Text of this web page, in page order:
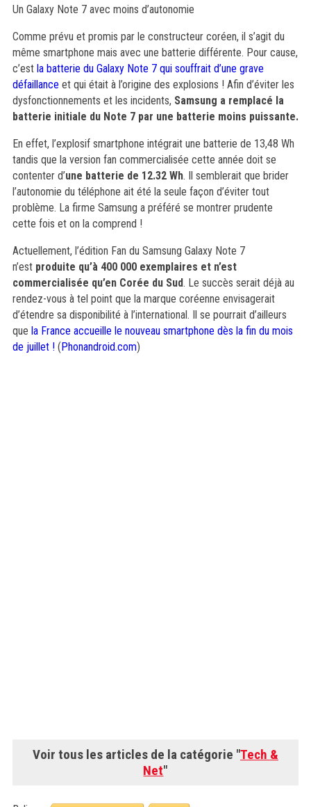
Un Galaxy Note 7 avec moins d’autonomie
Comme prévu et promis par le constructeur coréen, il s’agit du
même smartphone mais avec une batterie différente. Pour cause,
c’estla batterie du Galaxy Note 7 qui souffrait d’une grave
défaillance et qui était à l’origine des explosions ! Afin d’éviter les
dysfonctionnements et les incidents, Samsung a remplacé la
batterie initiale du Note 7 par une batterie moins puissante.
En effet, l’explosif smartphone intégrait une batterie de 13,48 Wh
tandis que la version fan commercialisée cette année doit se
contenter d’une batterie de 12.32 Wh. Il semblerait que brider
l’autonomie du téléphone ait été la seule façon d’éviter tout
problème. La firme Samsung a préféré se montrer prudente
cette fois et on la comprend !
Actuellement, l’édition Fan du Samsung Galaxy Note 7
n’estproduite qu’à 400 000 exemplaires et n’est
commercialisée qu’en Corée du Sud. Le succès serait déjà au
rendez-vous à tel point que la marque coréenne envisagerait
d’étendre sa disponibilité à l’international. Il se pourrait d’ailleurs
que la France accueille le nouveau smartphone dès la fin du mois
de juillet !(Phonandroid.com)
Voir tous les articles de la catégorie "Tech &
Net"